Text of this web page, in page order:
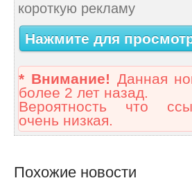
короткую рекламу
Нажмите для
* Внимание! Данная
более 2 лет назад.
Вероятность что
очень низкая.
Похожие новости